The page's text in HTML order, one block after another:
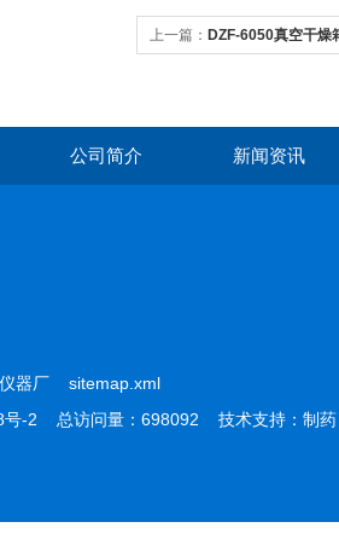
上一篇： DZF-6050真空干燥
公司简介 新闻资讯
仪器厂 sitemap.xml
号-2 总访问量：698092 技术支持： 制药